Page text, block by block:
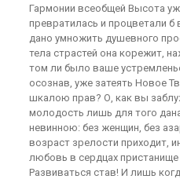
Гармонии всеобщей Высота
превратилась и процветали
дано умножить душевного
тела страстей она корежит,
том ли было ваше
осознав, уже затеять Новое
шкалою прав? О, как вы
молодость лишь для того
невинною: без женщин, без
возраст зрелости приходит,
любовь в сердцах
Развиваться став! И лишь